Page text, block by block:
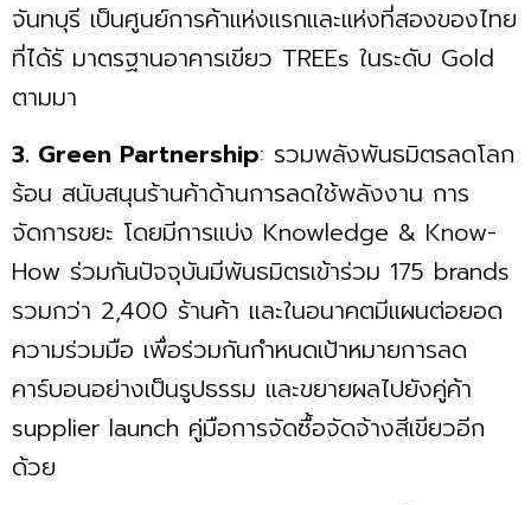
จันทบุรี เป็นศูนย์การค้าแห่งแรกและแห่งที่สองของไทย
ที่ได้รั มาตรฐานอาคารเขียว TREEs ในระดับ Gold
ตามมา
3. Green Partnership: รวมพลังพันธมิตรลดโลก
ร้อน สนับสนุนร้านค้าด้านการลดใช้พลังงาน การ
จัดการขยะ โดยมีการแบ่ง Knowledge & Know-
How ร่วมกันปัจจุบันมีพันธมิตรเข้าร่วม 175 brands
รวมกว่า 2,400 ร้านค้า และในอนาคตมีแผนต่อยอด
ความร่วมมือ เพื่อร่วมกันกำหนดเป้าหมายการลด
คาร์บอนอย่างเป็นรูปธรรม และขยายผลไปยังคู่ค้า
supplier launch คู่มือการจัดซื้อจัดจ้างสีเขียวอีก
ด้วย